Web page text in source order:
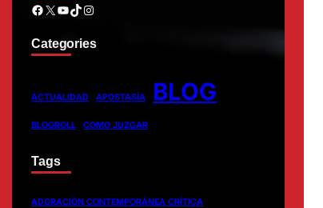
Facebook X YouTube TikTok Instagram
Categories
ACTUALIDAD APOSTASÍA BLOG
BLOGROLL COMO JUZGAR
Tags
ADORACIÓN CONTEMPORÁNEA CRÍTICA